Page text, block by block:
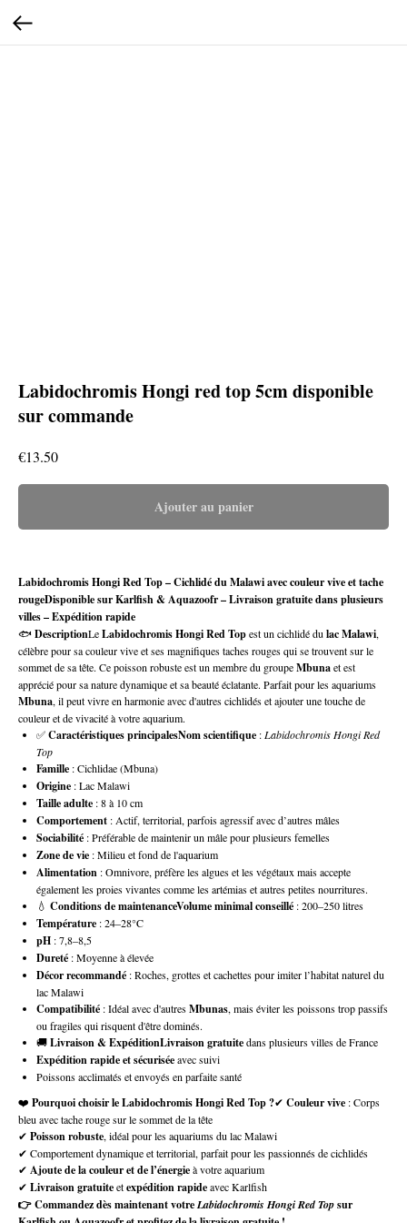
Labidochromis Hongi red top 5cm disponible
sur commande
€13.50
Ajouter au panier
Labidochromis Hongi Red Top – Cichlidé du Malawi avec couleur vive et tache
rougeDisponible sur Karlfish & Aquazoofr – Livraison gratuite dans plusieurs
villes – Expédition rapide
🐟DescriptionLeLabidochromis Hongi Red Topest un cichlidé du lac Malawi,
célèbre pour sa couleur vive et ses magnifiques taches rouges qui se trouvent sur le
sommet de sa tête. Ce poisson robuste est un membre du groupeMbunaet est
apprécié pour sa nature dynamique et sa beauté éclatante. Parfait pour les aquariums
Mbuna, il peut vivre en harmonie avec d'autres cichlidés et ajouter une touche de
couleur et de vivacité à votre aquarium.
✅Caractéristiques principalesNom scientifique : Labidochromis Hongi Red
Top
Famille : Cichlidae (Mbuna)
Origine : Lac Malawi
Taille adulte : 8 à 10 cm
Comportement : Actif, territorial, parfois agressif avec d’autres mâles
Sociabilité : Préférable de maintenir un mâle pour plusieurs femelles
Zone de vie : Milieu et fond de l'aquarium
Alimentation : Omnivore, préfère les algues et les végétaux mais accepte
également les proies vivantes comme les artémias et autres petites nourritures.
💧 Conditions de maintenanceVolume minimal conseillé : 200–250 litres
Température : 24–28°C
pH : 7,8–8,5
Dureté : Moyenne à élevée
Décor recommandé : Roches, grottes et cachettes pour imiter l’habitat naturel du
lac Malawi
Compatibilité : Idéal avec d'autresMbunas, mais éviter les poissons trop passifs
ou fragiles qui risquent d'être dominés.
🚚Livraison & ExpéditionLivraison gratuitedans plusieurs villes de France
Expédition rapide et sécuriséeavec suivi
Poissons acclimatés et envoyés en parfaite santé
❤️ Pourquoi choisir le Labidochromis Hongi Red Top ?✔ Couleur vive : Corps
bleu avec tache rouge sur le sommet de la tête
✔ Poisson robuste, idéal pour les aquariums du lac Malawi
✔ Comportement dynamique et territorial, parfait pour les passionnés de cichlidés
✔ Ajoute de la couleur et de l’énergieà votre aquarium
✔ Livraison gratuiteetexpédition rapideavec Karlfish
👉 Commandez dès maintenant votreLabidochromis Hongi Red Topsur